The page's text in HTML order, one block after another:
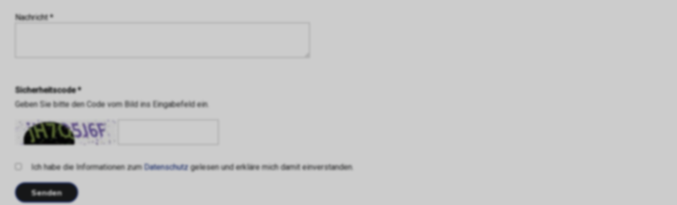
Nachricht *
Sicherheitscode *
Geben Sie bitte den Code vom Bild ins Eingabefeld ein.
Ich habe die Informationen zum Datenschutzgelesen und erkläre mich damit einverstanden.